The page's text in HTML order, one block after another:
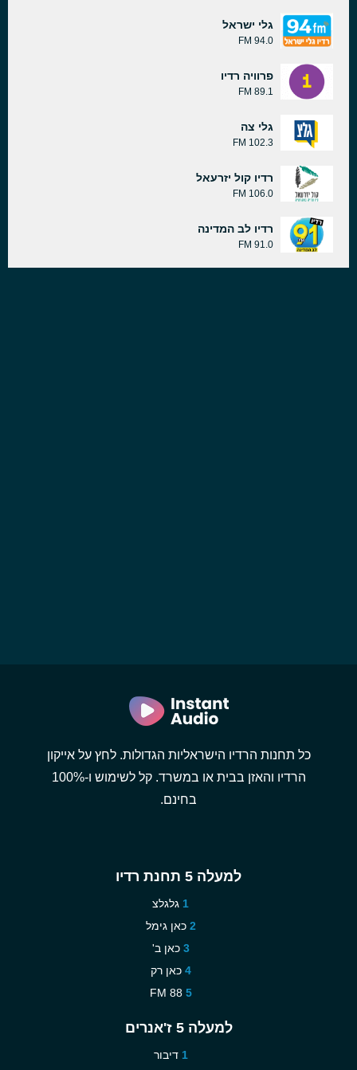
גלי ישראל
94.0 FM
פרוויה רדיו
89.1 FM
גלי צה
102.3 FM
רדיו קול יזרעאל
106.0 FM
רדיו לב המדינה
91.0 FM
כל תחנות הרדיו הישראליות הגדולות. לחץ על אייקון
הרדיו והאזן בבית או במשרד. קל לשימוש ו-100%
בחינם.
למעלה 5 תחנת רדיו
גלגלצ
כאן גימל
כאן ב'
כאן רק
88 FM
למעלה 5 ז'אנרים
דיבור